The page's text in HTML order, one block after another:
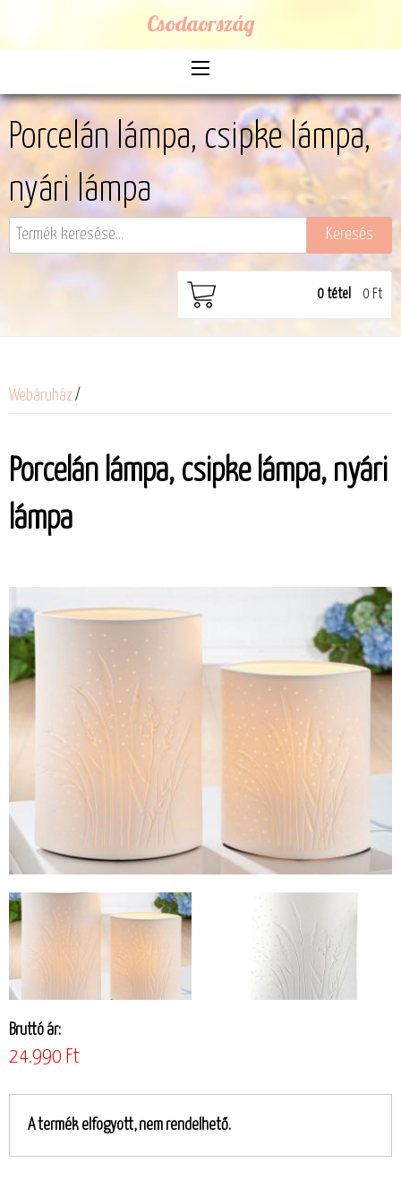
Csodaország
Porcelán lámpa, csipke lámpa,
nyári lámpa
0tétel 0 Ft
Webáruház/
Porcelán lámpa, csipke lámpa, nyári
lámpa
Bruttó ár:
24.990 Ft
A termék elfogyott, nem rendelhető.